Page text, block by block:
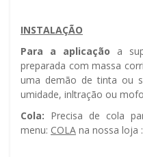
INSTALAÇÃO
Para a aplicação a
preparada com massa
uma demão de tinta ou
umidade, infiltração ou
Cola: Precisa de cola
menu: COLA na nossa loja